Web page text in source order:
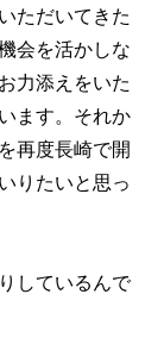
ただいてきた
会を活かしな
力添えをいた
ます。それか
再度長崎で開
りたいと思っ
しているんで